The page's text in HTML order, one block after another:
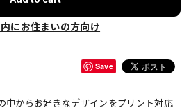
内にお住まいの方向け
Save
中からお好きなデザインをプリント対応